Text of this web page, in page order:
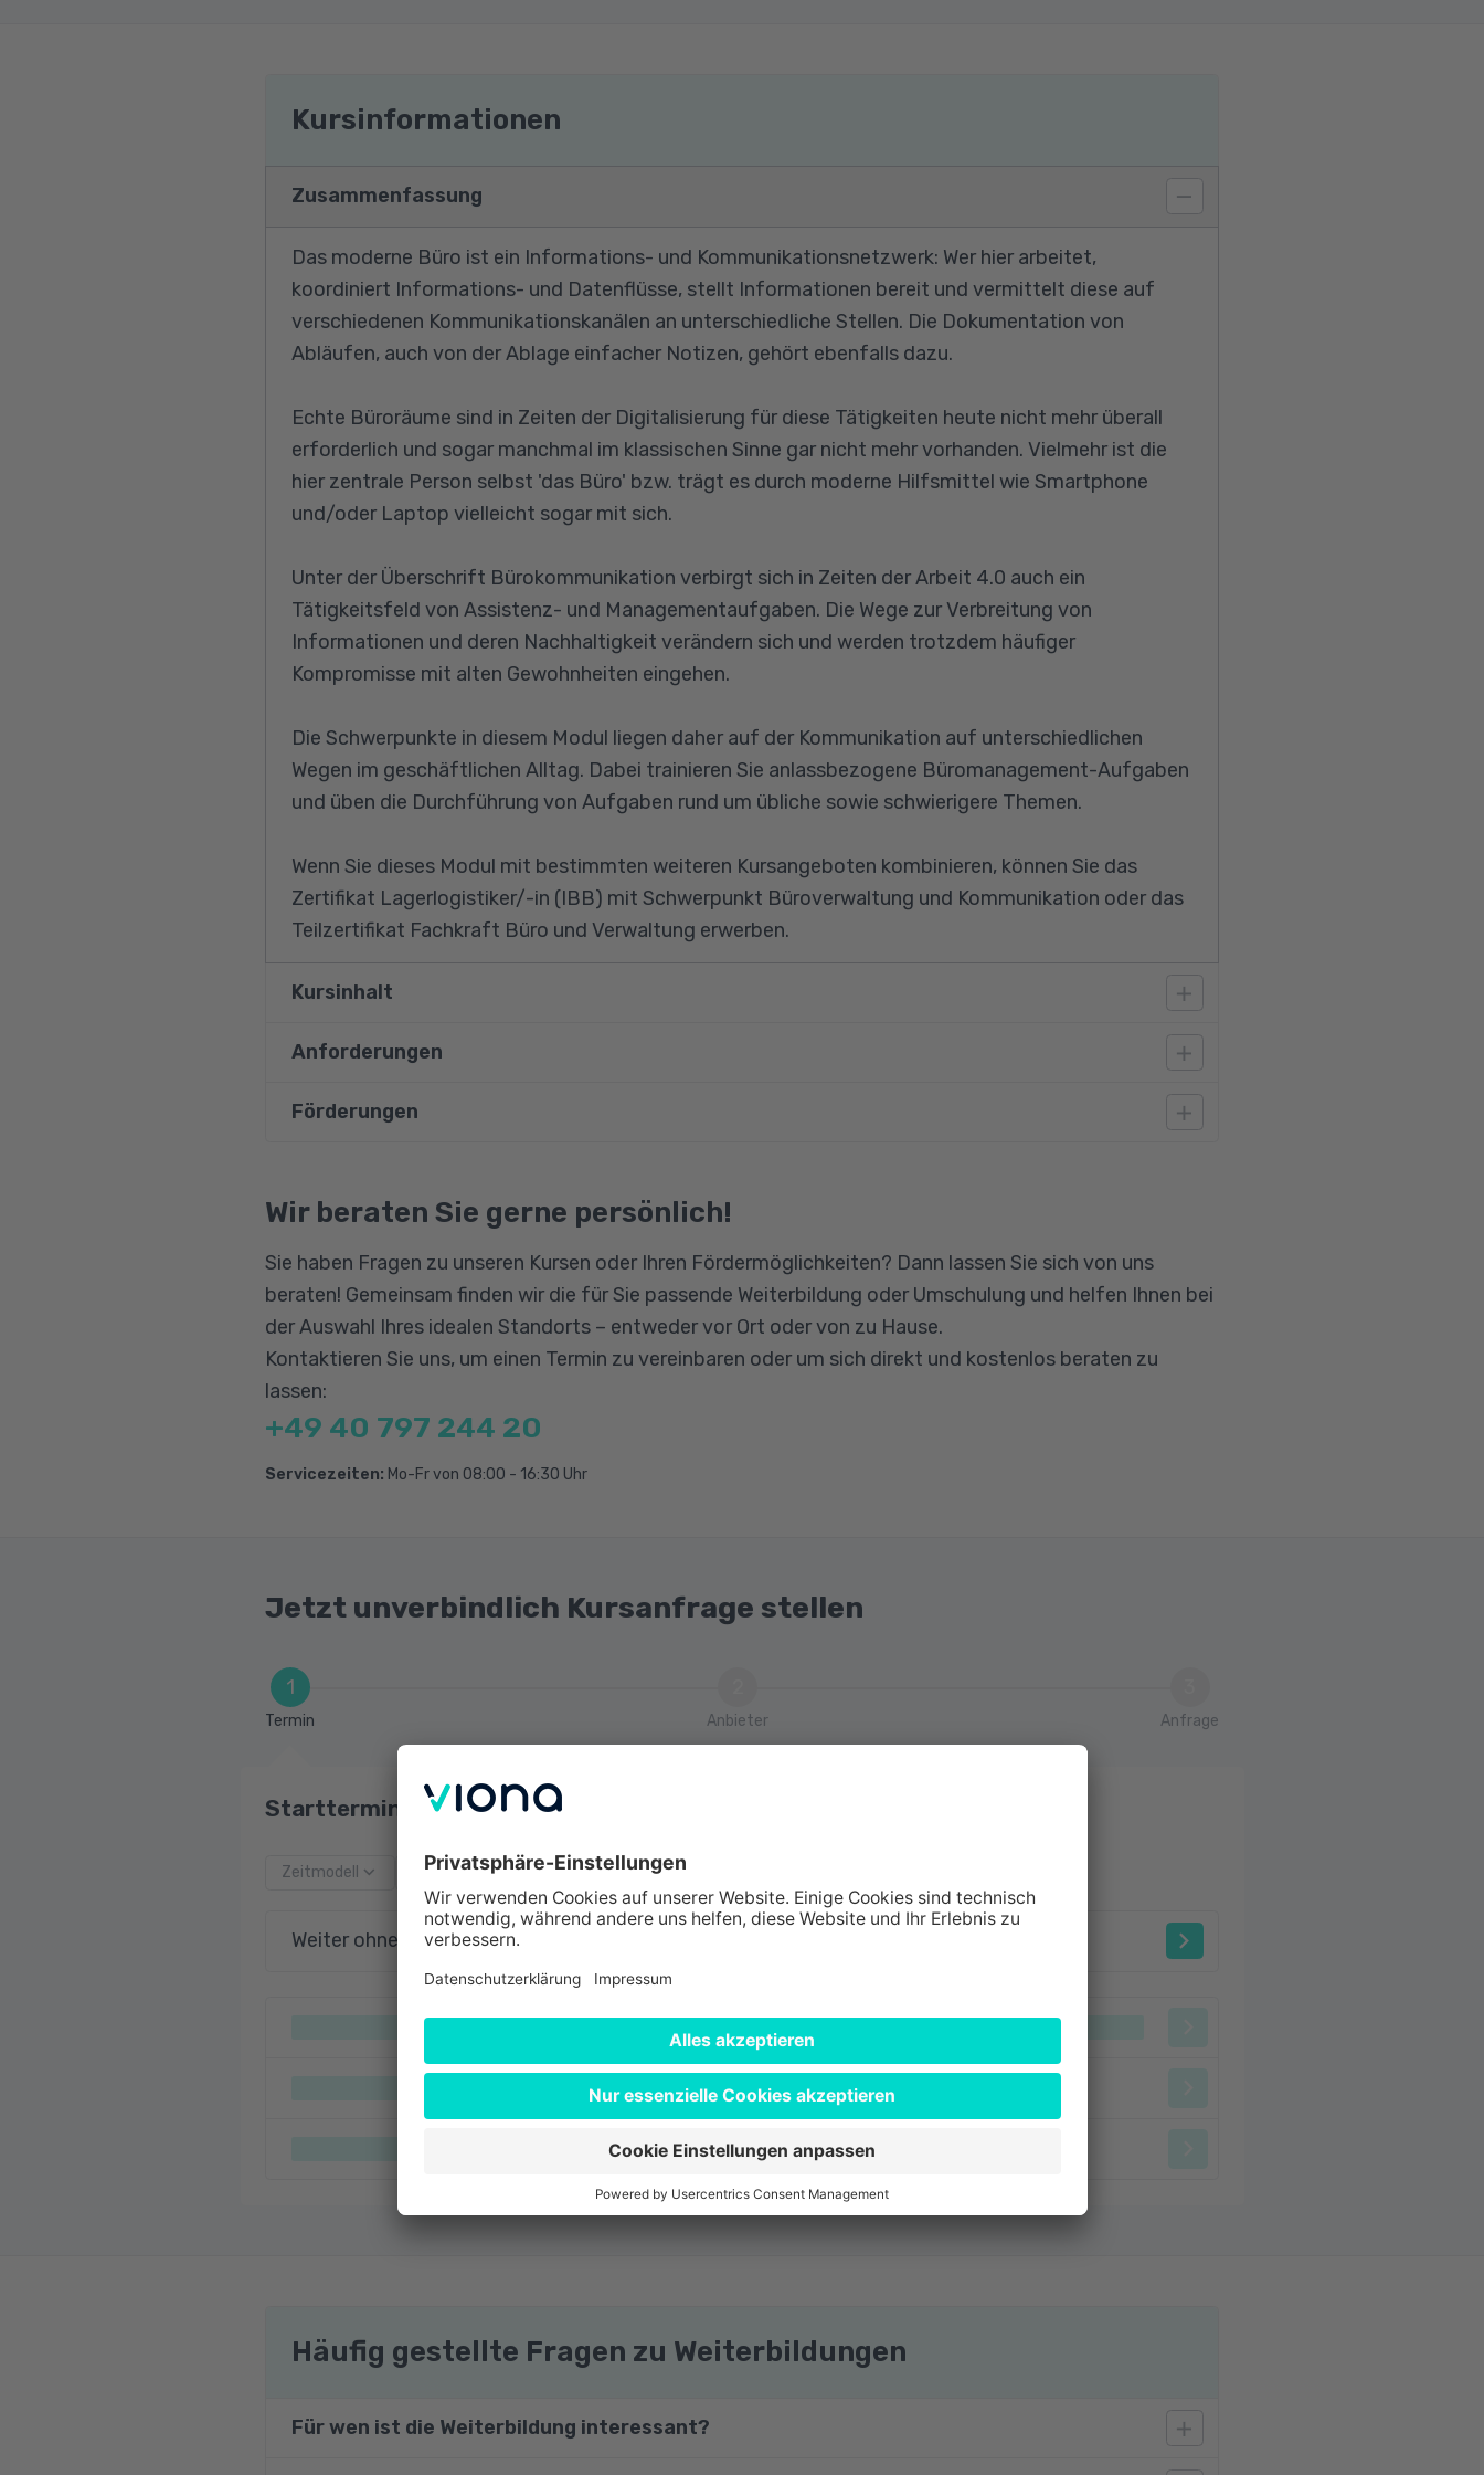
Kursinformationen
Zusammenfassung
Das moderne Büro ist ein Informations- und Kommunikationsnetzwerk: Wer hier arbeitet,
koordiniert Informations- und Datenflüsse, stellt Informationen bereit und vermittelt diese auf
verschiedenen Kommunikationskanälen an unterschiedliche Stellen. Die Dokumentation von
Abläufen, auch von der Ablage einfacher Notizen, gehört ebenfalls dazu.
Echte Büroräume sind in Zeiten der Digitalisierung für diese Tätigkeiten heute nicht mehr überall
erforderlich und sogar manchmal im klassischen Sinne gar nicht mehr vorhanden. Vielmehr ist die
hier zentrale Person selbst 'das Büro' bzw. trägt es durch moderne Hilfsmittel wie Smartphone
und/oder Laptop vielleicht sogar mit sich.
Unter der Überschrift Bürokommunikation verbirgt sich in Zeiten der Arbeit 4.0 auch ein
Tätigkeitsfeld von Assistenz- und Managementaufgaben. Die Wege zur Verbreitung von
Informationen und deren Nachhaltigkeit verändern sich und werden trotzdem häufiger
Kompromisse mit alten Gewohnheiten eingehen.
Die Schwerpunkte in diesem Modul liegen daher auf der Kommunikation auf unterschiedlichen
Wegen im geschäftlichen Alltag. Dabei trainieren Sie anlassbezogene Büromanagement-Aufgaben
und üben die Durchführung von Aufgaben rund um übliche sowie schwierigere Themen.
Wenn Sie dieses Modul mit bestimmten weiteren Kursangeboten kombinieren, können Sie das
Zertifikat Lagerlogistiker/-in (IBB) mit Schwerpunkt Büroverwaltung und Kommunikation oder das
Teilzertifikat Fachkraft Büro und Verwaltung erwerben.
Kursinhalt
Kommunikationsformen, Kommunikationsmodelle, Körpersprache
Hamburger Verständlichkeitskonzept, AIDA-Methode und PPPP-Methode
Corporate Design, Formulare und Checklisten
Geschäftsreise planen, durchführen und nachbereiten
Anforderungen
Gute Grundlagenkenntnisse in PC- und Windows-Bedienung, Microsoft Office (Word und Outlook)
Förderungen
Qualifizierungschancengesetz
Wir beraten Sie gerne persönlich!
Sie haben Fragen zu unseren Kursen oder Ihren Fördermöglichkeiten? Dann lassen Sie sich von uns
beraten! Gemeinsam finden wir die für Sie passende Weiterbildung oder Umschulung und helfen Ihnen bei
der Auswahl Ihres idealen Standorts – entweder vor Ort oder von zu Hause.
Kontaktieren Sie uns, um einen Termin zu vereinbaren oder um sich direkt und kostenlos beraten zu
lassen:
+49 40 797 244 20
Servicezeiten: Mo-Fr von 08:00 - 16:30 Uhr
Jetzt unverbindlich Kursanfrage stellen
1
Termin Anbieter Anfrage
Starttermin und Zeitmodell
Zeitmodell Startdatum
Weiter ohne Terminauswahl
Häufig gestellte Fragen zu Weiterbildungen
Für wen ist die Weiterbildung interessant?